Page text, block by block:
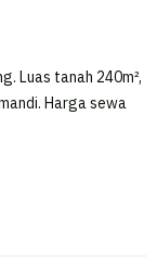
Luas tanah 240m²,
Harga sewa